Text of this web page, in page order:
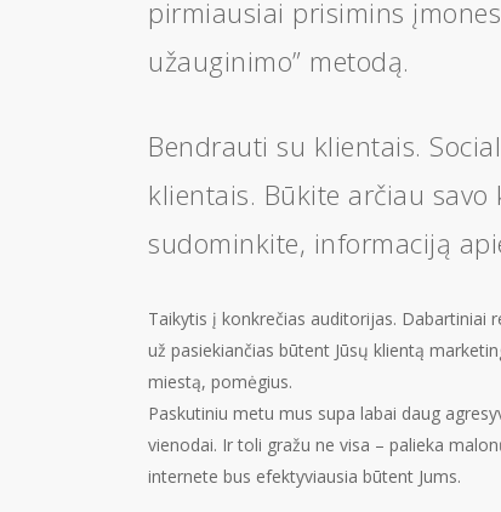
pirmiausiai prisimins
užauginimo” metodą.
Bendrauti su klientais.
klientais. Būkite arčiau
sudominkite, informaciją
Taikytis į konkrečias auditorijas. Dabartiniai
už pasiekiančias būtent Jūsų klientą
miestą, pomėgius.
Paskutiniu metu mus supa labai daug
vienodai. Ir toli gražu ne visa – palieka
internete bus efektyviausia būtent Jums.